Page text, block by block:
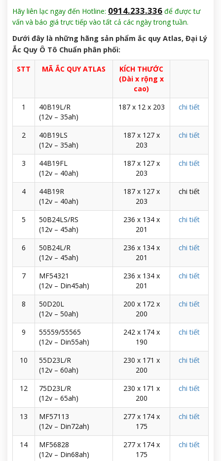
Hãy liên lạc ngay đến Hotline: 0914.233.336 để được tư
vấn và báo giá trực tiếp vào tất cả các ngày trong tuần.
Dưới đây là những hãng sản phẩm ắc quy Atlas, Đại Lý
Ắc Quy Ô Tô Chuẩn phân phối:
STT MÃ ẮC QUY ATLAS
KÍCH THƯỚC
(Dài x rộng x
cao)
1
40B19L/R
(12v – 35ah)
187 x 12 x 203 chi tiết
2
40B19LS
(12v – 35ah)
187 x 127 x
203
chi tiết
3
44B19FL
(12v – 40ah)
187 x 127 x
203
chi tiết
4
44B19R
(12v – 40ah)
187 x 127 x
203
chi tiết
5
50B24LS/RS
(12v – 45ah)
236 x 134 x
201
chi tiết
6
50B24L/R
(12v – 45ah)
236 x 134 x
201
chi tiết
7
MF54321
(12v – Din45ah)
236 x 134 x
201
chi tiết
8
50D20L
(12v – 50ah)
200 x 172 x
200
chi tiết
9
55559/55565
(12v – Din55ah)
242 x 174 x
190
chi tiết
10
55D23L/R
(12v – 60ah)
230 x 171 x
200
chi tiết
12
75D23L/R
(12v – 65ah)
230 x 171 x
200
chi tiết
13
MF57113
(12v – Din72ah)
277 x 174 x
175
chi tiết
14
MF56828
(12v – Din68ah)
277 x 174 x
175
chi tiết